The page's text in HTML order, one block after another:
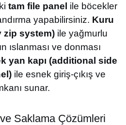
tam file panel ile böcekler
yapabilirsiniz. Kuru
zip system)ile yağmurlu
ıslanması ve donması
yan kapı (additional side
ile esnek giriş-çıkış ve
sunar.
Saklama Çözümleri